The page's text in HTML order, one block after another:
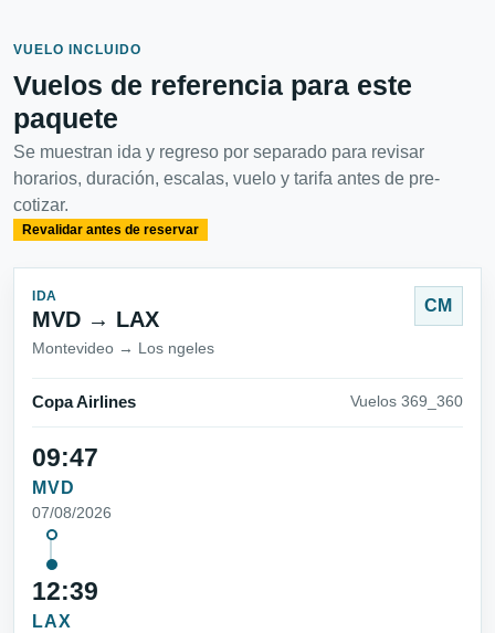
VUELO INCLUIDO
Vuelos de referencia para este
paquete
Se muestran ida y regreso por separado para revisar
horarios, duración, escalas, vuelo y tarifa antes de pre-
cotizar.
Revalidar antes de reservar
IDA
MVD → LAX
Montevideo → Los ngeles
CM
Copa Airlines Vuelos 369_360
09:47
MVD
07/08/2026
12:39
LAX